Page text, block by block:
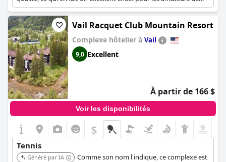
tennis.
Vail Racquet Club Mountain Resort
Complexe hôtelier à Vail
9,0 Excellent
À partir de 166 $
Voir les disponibilités
$
Tennis
Généré par IA
Comme son nom l'indique, ce complexe est